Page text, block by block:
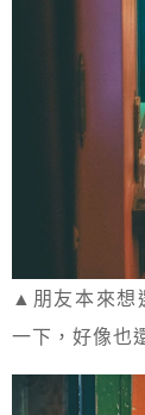
▲朋友本來想
一下，好像也